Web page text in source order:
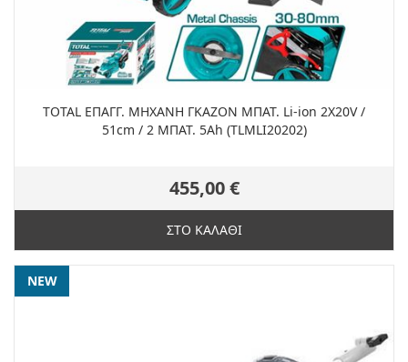
TOTAL ΕΠΑΓΓ. ΜΗΧΑΝΗ ΓΚΑΖΟΝ ΜΠΑΤ. Li-ion 2X20V /
51cm / 2 ΜΠΑΤ. 5Ah (TLMLI20202)
455,00 €
ΣΤΟ ΚΑΛΑΘΙ
NEW